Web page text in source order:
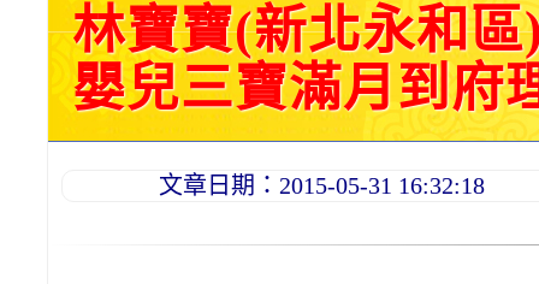
林寶寶(新北永和
嬰兒三寶滿月到府
文章日期：2015-05-31 16:32:18